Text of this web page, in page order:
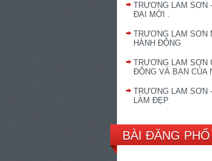
TRƯƠNG LAM SƠN
ĐẠI MỚI .
TRƯƠNG LAM SƠN
HÀNH ĐỘNG
TRƯƠNG LAM SƠN
ĐỘNG VÀ BẠN CỦA
TRƯƠNG LAM SƠN
LÀM ĐẸP
BÀI ĐĂNG